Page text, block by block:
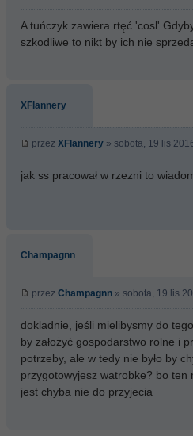
A tuńczyk zawiera rtęć 'cosl'
szkodliwe to nikt by ich nie
XFlannery
przez XFlannery » sobota, 19 lis
jak ss pracował w rzezni to
Champagnn
przez Champagnn » sobota, 19 lis
dokladnie, jeśli mielibysmy do
by założyć gospodarstwo rolne i
potrzeby, ale w tedy nie było by
przygotowyjesz watrobke? bo ten
jest chyba nie do przyjecia